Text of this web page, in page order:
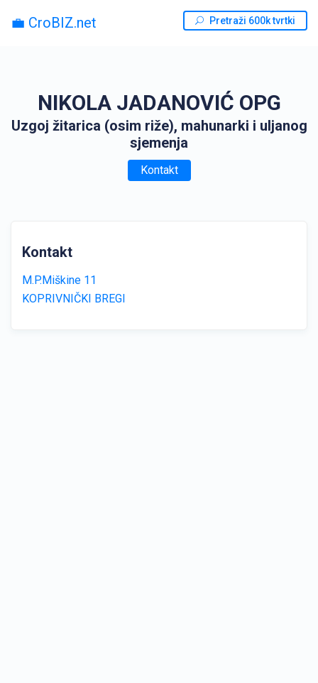
💼 CroBIZ.net Pretraži 600k tvrtki
NIKOLA JADANOVIĆ OPG
Uzgoj žitarica (osim riže), mahunarki i uljanog
sjemenja
Kontakt
Kontakt
M.P.Miškine 11
KOPRIVNIČKI BREGI